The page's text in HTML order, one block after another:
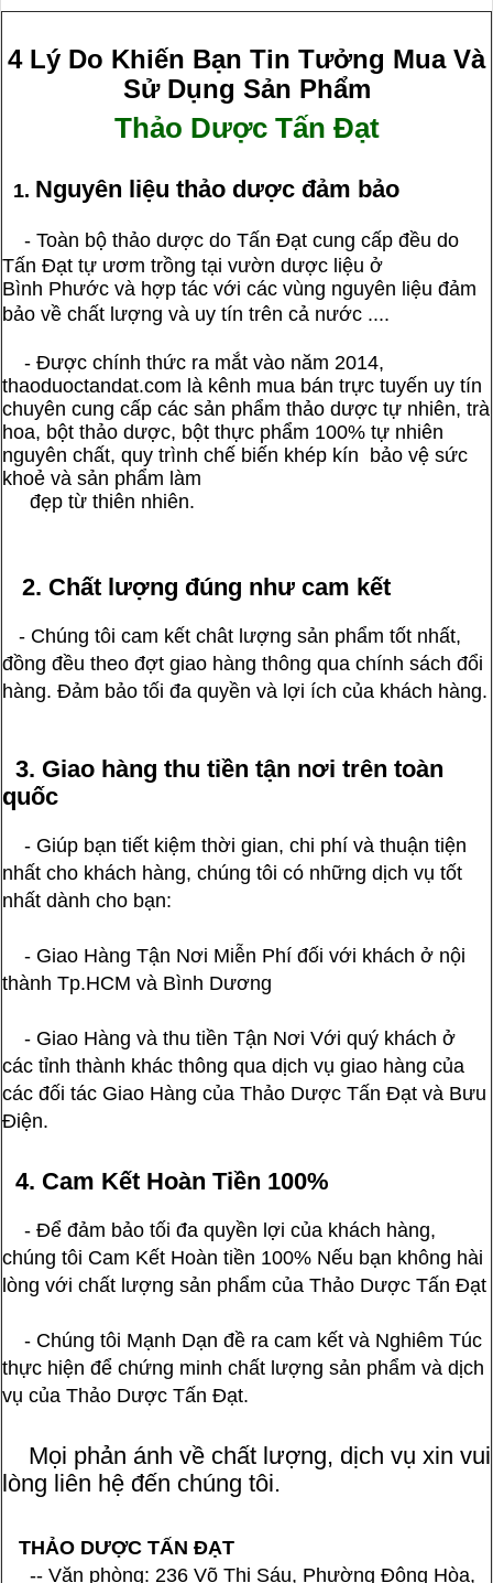
4 Lý Do Khiến Bạn Tin Tưởng Mua Và
Sử Dụng Sản Phẩm
Thảo Dược Tấn Đạt
1. Nguyên liệu thảo dược đảm bảo
- Toàn bộ thảo dược do Tấn Đạt cung cấp đều do
Tấn Đạt tự ươm trồng tại vườn dược liệu ở
Bình Phước và hợp tác với các vùng nguyên liệu đảm
bảo về chất lượng và uy tín trên cả nước ....
- Được chính thức ra mắt vào năm 2014,
thaoduoctandat.com là kênh mua bán trực tuyến uy tín
chuyên cung cấp các sản phẩm thảo dược tự nhiên, trà
hoa, bột thảo dược, bột thực phẩm 100% tự nhiên
nguyên chất, quy trình chế biến khép kín bảo vệ sức
khoẻ và sản phẩm làm
đẹp từ thiên nhiên.
2. Chất lượng đúng như cam kết
- Chúng tôi cam kết chât lượng sản phẩm tốt nhất,
đồng đều theo đợt giao hàng thông qua chính sách đổi
hàng. Đảm bảo tối đa quyền và lợi ích của khách hàng.
3. Giao hàng thu tiền tận nơi trên toàn
quốc
- Giúp bạn tiết kiệm thời gian, chi phí và thuận tiện
nhất cho khách hàng, chúng tôi có những dịch vụ tốt
nhất dành cho bạn:
- Giao Hàng Tận Nơi Miễn Phí đối với khách ở nội
thành Tp.HCM và Bình Dương
- Giao Hàng và thu tiền Tận Nơi Với quý khách ở
các tỉnh thành khác thông qua dịch vụ giao hàng của
các đối tác Giao Hàng của Thảo Dược Tấn Đạt và Bưu
Điện.
4. Cam Kết Hoàn Tiền 100%
- Để đảm bảo tối đa quyền lợi của khách hàng,
chúng tôi Cam Kết Hoàn tiền 100% Nếu bạn không hài
lòng với chất lượng sản phẩm của Thảo Dược Tấn Đạt
- Chúng tôi Mạnh Dạn đề ra cam kết và Nghiêm Túc
thực hiện để chứng minh chất lượng sản phẩm và dịch
vụ của Thảo Dược Tấn Đạt.
Mọi phản ánh về chất lượng, dịch vụ xin vui
lòng liên hệ đến chúng tôi.
THẢO DƯỢC TẤN ĐẠT
-- Văn phòng: 236 Võ Thị Sáu, Phường Đông Hòa,